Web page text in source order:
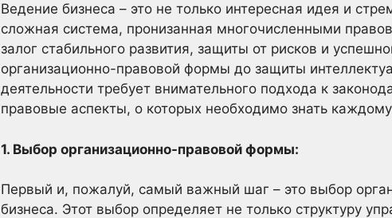
Ведение бизнеса – это не только интересная идея и
сложная система, пронизанная многочисленными
залог стабильного развития, защиты от рисков и
организационно-правовой формы до защиты
деятельности требует внимательного подхода к
правовые аспекты, о которых необходимо знать
1. Выбор организационно-правовой формы:
Первый и, пожалуй, самый важный шаг – это выбор
бизнеса. Этот выбор определяет не только структуру